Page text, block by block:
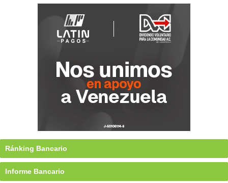
Ránking Bancario
Informe Bancario